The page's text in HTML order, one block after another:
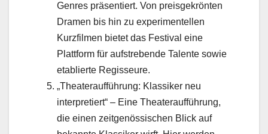
Genres präsentiert. Von preisgekrönten
Dramen bis hin zu experimentellen
Kurzfilmen bietet das Festival eine
Plattform für aufstrebende Talente sowie
etablierte Regisseure.
„Theateraufführung: Klassiker neu
interpretiert“ – Eine Theateraufführung,
die einen zeitgenössischen Blick auf